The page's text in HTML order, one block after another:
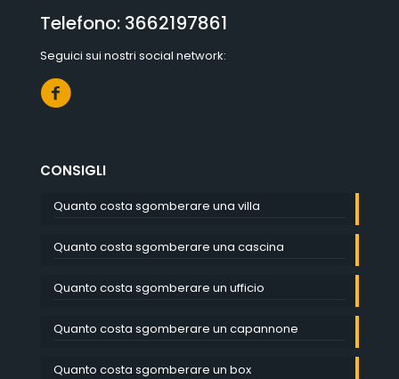
Telefono: 3662197861
Seguici sui nostri social network:
CONSIGLI
Quanto costa sgomberare una villa
Quanto costa sgomberare una cascina
Quanto costa sgomberare un ufficio
Quanto costa sgomberare un capannone
Quanto costa sgomberare un box